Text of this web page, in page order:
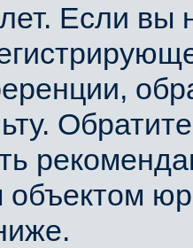
Если вы
объектом